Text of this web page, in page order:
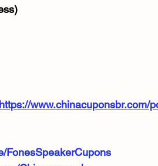
Alimentos e Bebidas
https://www.chinacuponsbr.com/
FonesSpeakerCupons